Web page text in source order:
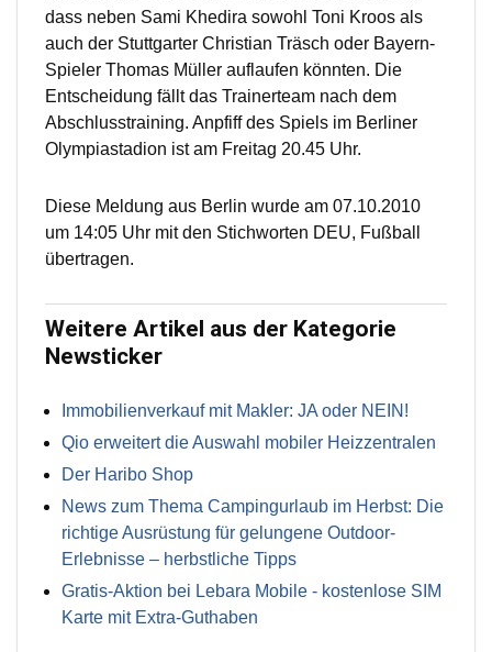
dass neben Sami Khedira sowohl Toni Kroos als
auch der Stuttgarter Christian Träsch oder Bayern-
Spieler Thomas Müller auflaufen könnten. Die
Entscheidung fällt das Trainerteam nach dem
Abschlusstraining. Anpfiff des Spiels im Berliner
Olympiastadion ist am Freitag 20.45 Uhr.
Diese Meldung aus Berlin wurde am 07.10.2010
um 14:05 Uhr mit den Stichworten DEU, Fußball
übertragen.
Weitere Artikel aus der Kategorie
Newsticker
Immobilienverkauf mit Makler: JA oder NEIN!
Qio erweitert die Auswahl mobiler Heizzentralen
Der Haribo Shop
News zum Thema Campingurlaub im Herbst: Die
richtige Ausrüstung für gelungene Outdoor-
Erlebnisse – herbstliche Tipps
Gratis-Aktion bei Lebara Mobile - kostenlose SIM
Karte mit Extra-Guthaben